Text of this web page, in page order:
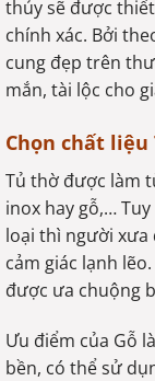
thủy sẽ được
chính xác. Bởi
cung đẹp trên
mắn, tài lộc cho
Chọn chất liệu
Tủ thờ được làm
inox hay gỗ,…
loại thì người xưa
cảm giác lạnh
được ưa chuộng
Ưu điểm của Gỗ
bền, có thể sử